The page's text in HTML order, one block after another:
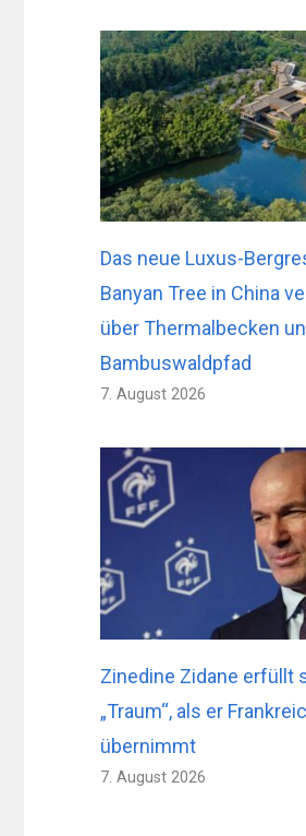
Das neue Luxus-
Banyan Tree in China
über Thermalbecken
Bambuswaldpfad
7. August 2026
Zinedine Zidane erfüllt
„Traum“, als er
übernimmt
7. August 2026